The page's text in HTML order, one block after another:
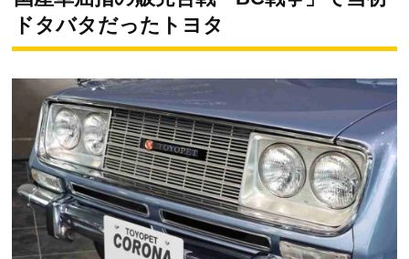
ドタバタだったトヨタ